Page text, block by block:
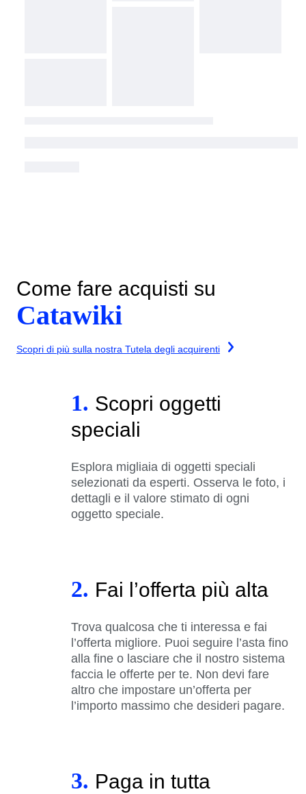
Come fare acquisti su
Catawiki
Scopri di più sulla nostra Tutela degli acquirenti
1. Scopri oggetti
speciali
Esplora migliaia di oggetti speciali
selezionati da esperti. Osserva le foto, i
dettagli e il valore stimato di ogni
oggetto speciale.
2. Fai l’offerta più alta
Trova qualcosa che ti interessa e fai
l’offerta migliore. Puoi seguire l’asta fino
alla fine o lasciare che il nostro sistema
faccia le offerte per te. Non devi fare
altro che impostare un’offerta per
l’importo massimo che desideri pagare.
3. Paga in tutta